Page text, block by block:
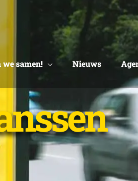
samen! Nieuws